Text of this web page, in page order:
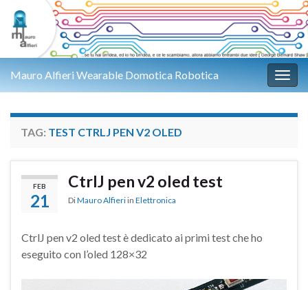
Mauro Alfieri Wearable Domotica Robotica
TAG: TEST CTRLJ PEN V2 OLED
FEB
21
CtrlJ pen v2 oled test
DiMauro Alfieri in Elettronica
CtrlJ pen v2 oled test è dedicato ai primi test che ho
eseguito con l’oled 128×32